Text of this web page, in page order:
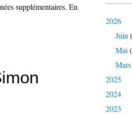
supplémentaires. En
2026
Juin
Mai
Mars
2025
2024
2023